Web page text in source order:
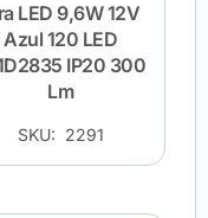
LED 9,6W 12V
Azul 120 LED
IP20 300
Lm
SKU: 2291